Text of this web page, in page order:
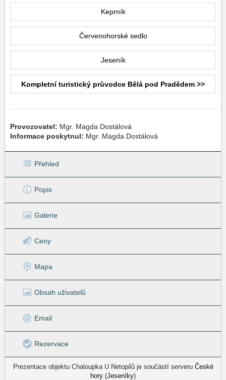
Keprník
Červenohorské sedlo
Jeseník
Kompletní turistický průvodce Bělá pod Pradědem >>
Provozovatel: Mgr. Magda Dostálová
Informace poskytnul: Mgr. Magda Dostálová
Přehled
Popis
Galerie
Ceny
Mapa
Obsah uživatelů
Email
Rezervace
Prezentace objektu Chaloupka U Netopilů je součástí serveru České
hory (Jeseníky)